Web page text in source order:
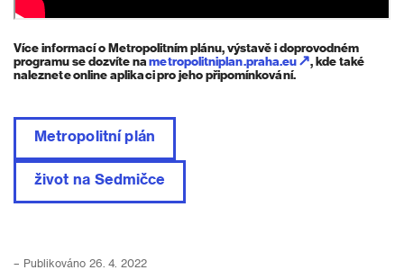
Více informací o Metropolitním plánu, výstavě i doprovodném
programu se dozvíte nametropolitniplan.praha.eu
, kde také
naleznete online aplikaci pro jeho připomínkování.
Metropolitní plán
život na Sedmičce
– Publikováno 26. 4. 2022